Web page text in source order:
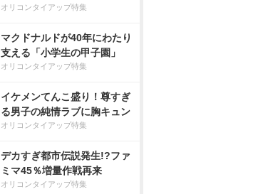
オリコンタイアップ特集
マクドナルドが40年にわたり
支える「小学生の甲子園」
オリコンタイアップ特集
イケメンてんこ盛り！尊すぎ
る男子の純情ラブに胸キュン
オリコンタイアップ特集
デカすぎ都市伝説発生!?ファ
ミマ45％増量作戦再来
オリコンタイアップ特集